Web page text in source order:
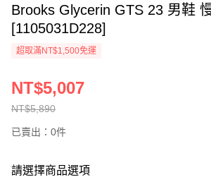
Brooks Glycerin GTS 23 男鞋
[1105031D228]
超取滿NT$1,500免運
NT$5,890
NT$5,007
已賣出：0件
請選擇商品選項